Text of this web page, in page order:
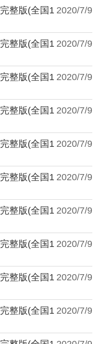
2020/7/9
整版(全国1
2020/7/9
整版(全国1
2020/7/9
整版(全国1
2020/7/9
整版(全国1
2020/7/9
整版(全国1
2020/7/9
整版(全国1
2020/7/9
整版(全国1
2020/7/9
整版(全国1
2020/7/9
整版(全国1
2020/7/9
整版(全国1